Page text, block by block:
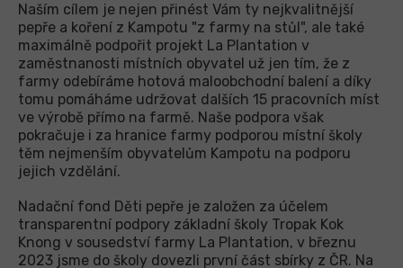
Naším cílem je nejen přinést Vám ty nejkvalitnější
pepře a koření z Kampotu "z farmy na stůl", ale také
maximálně podpořit projekt La Plantation v
zaměstnanosti místních obyvatel už jen tím, že z
farmy odebíráme hotová maloobchodní balení a díky
tomu pomáháme udržovat dalších 15 pracovních míst
ve výrobě přímo na farmě. Naše podpora však
pokračuje i za hranice farmy podporou místní školy
těm nejmenším obyvatelům Kampotu na podporu
jejich vzdělání.
Nadační fond Děti pepře je založen za účelem
transparentní podpory základní školy Tropak Kok
Knong v sousedství farmy La Plantation, v březnu
2023 jsme do školy dovezli první část sbírky z ČR. Na